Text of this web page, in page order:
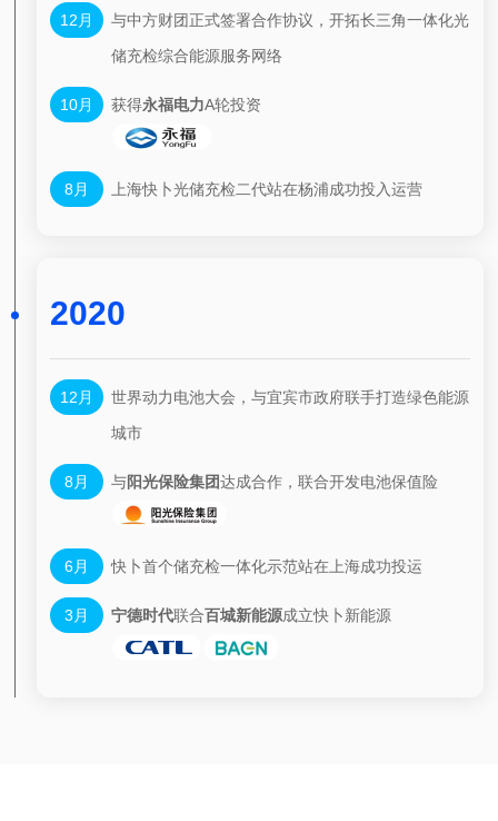
12月
与中方财团正式签署合作协议，开拓长三角一体化光
储充检综合能源服务网络
10月 获得永福电力A轮投资
8月 上海快卜光储充检二代站在杨浦成功投入运营
2020
12月
世界动力电池大会，与宜宾市政府联手打造绿色能源
城市
8月 与阳光保险集团达成合作，联合开发电池保值险
6月 快卜首个储充检一体化示范站在上海成功投运
3月 宁德时代联合百城新能源成立快卜新能源